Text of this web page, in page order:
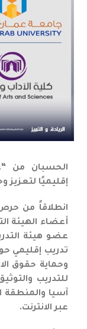
الحسبان من
إقليميًا لتعزيز
انطلاقاً من
أعضاء الهيئة
عضو هيئة
تدريب إقليمي
وحماية حقوق
للتدريب
آسيا والمنطقة
عبر الانترنت.